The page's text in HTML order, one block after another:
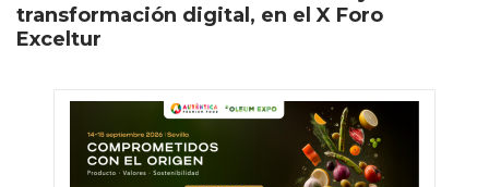
transformación digital, en el X Foro
Exceltur